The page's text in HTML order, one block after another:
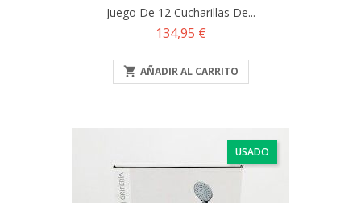
Juego De 12 Cucharillas De...
Precio
134,95 €
 AÑADIR AL CARRITO
USADO